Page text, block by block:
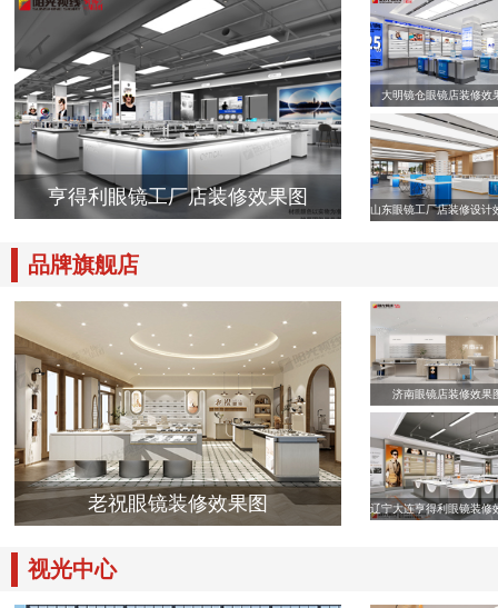
亨得利眼镜工厂店装修效果图
大明镜仓眼镜店装修效
山东眼镜工厂店装修设计
品牌旗舰店
老祝眼镜装修效果图
济南眼镜店装修效果
辽宁大连亨得利眼镜装修
视光中心